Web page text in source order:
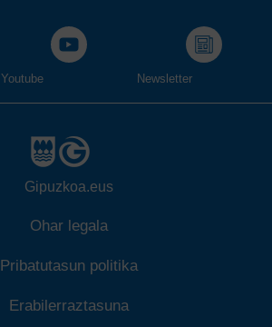
Youtube Newsletter
Gipuzkoa.eus
Ohar legala
Pribatutasun politika
Erabilerraztasuna